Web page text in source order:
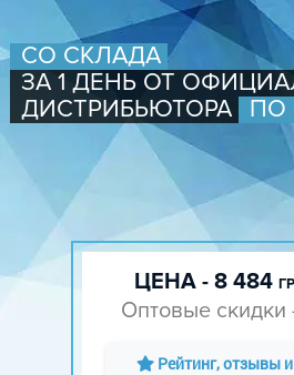
СО СКЛАДА
ЗА 1 ДЕНЬ ОТ
ДИСТРИБЬЮТОРА
ПО
ЦЕНА - 8 484
Оптовые скидки
Рейтинг, отзывы